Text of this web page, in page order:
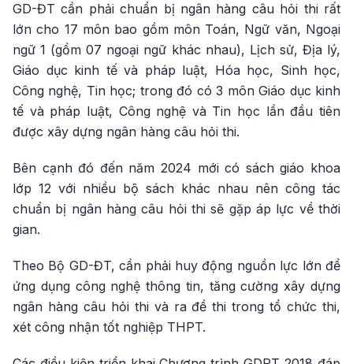
GD-ĐT cần phải chuẩn bị ngân hàng câu hỏi thi rất
lớn cho 17 môn bao gồm môn Toán, Ngữ văn, Ngoại
ngữ 1 (gồm 07 ngoại ngữ khác nhau), Lịch sử, Địa lý,
Giáo dục kinh tế và pháp luật, Hóa học, Sinh học,
Công nghệ, Tin học; trong đó có 3 môn Giáo dục kinh
tế và pháp luật, Công nghệ và Tin học lần đầu tiên
được xây dựng ngân hàng câu hỏi thi.
Bên cạnh đó đến năm 2024 mới có sách giáo khoa
lớp 12 với nhiều bộ sách khác nhau nên công tác
chuẩn bị ngân hàng câu hỏi thi sẽ gặp áp lực về thời
gian.
Theo Bộ GD-ĐT, cần phải huy động nguồn lực lớn để
ứng dụng công nghệ thông tin, tăng cường xây dựng
ngân hàng câu hỏi thi và ra đề thi trong tổ chức thi,
xét công nhận tốt nghiệp THPT.